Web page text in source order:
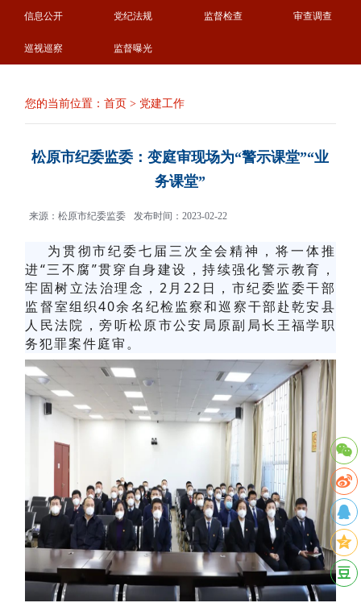
信息公开 党纪法规 监督检查 审查调查
巡视巡察 监督曝光
您的当前位置：首页 > 党建工作
松原市纪委监委：变庭审现场为“警示课堂”“业
务课堂”
来源：松原市纪委监委 发布时间：2023-02-22
为贯彻市纪委七届三次全会精神，将一体推
进“三不腐”贯穿自身建设，持续强化警示教育，
牢固树立法治理念，2月22日，市纪委监委干部
监督室组织40余名纪检监察和巡察干部赴乾安县
人民法院，旁听松原市公安局原副局长王福学职
务犯罪案件庭审。